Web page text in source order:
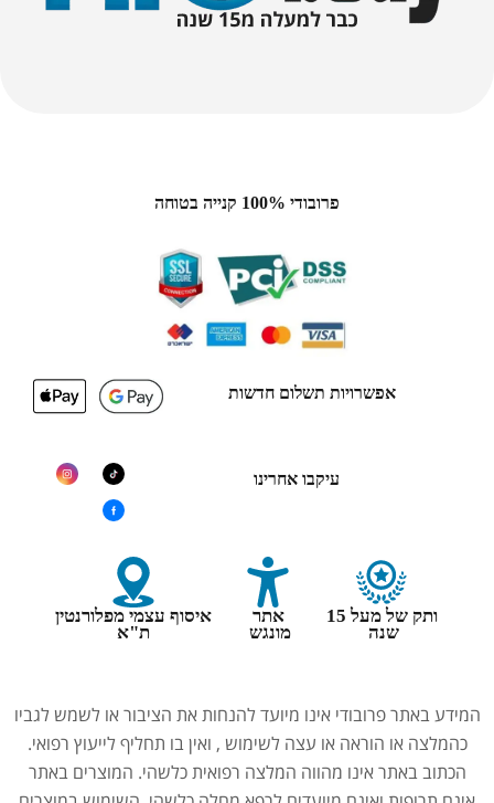
פרובודי 100% קנייה בטוחה
אפשרויות תשלום חדשות
עיקבו אחרינו
ותק של מעל 15
שנה
אתר
מונגש
איסוף עצמי מפלורנטין
ת"א
המידע באתר פרובודי אינו מיועד להנחות את הציבור או לשמש לגביו
כהמלצה או הוראה או עצה לשימוש , ואין בו תחליף לייעוץ רפואי.
הכתוב באתר אינו מהווה המלצה רפואית כלשהי. המוצרים באתר